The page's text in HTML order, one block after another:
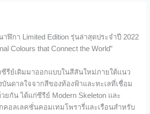
าฬิกา Limited Edition รุ่นล่าสุดประจำปี 2022
Colours that Connect the World”
ซีรีย์เดิมมาออกแบบในสีสันใหม่ภายใต้แนว
นดาลใจจากสีของท้องฟ้าและทะเลที่เชื่อม
วยกัน ได้แก่ซีรีย์ Modern Skeleton และ
คอลเลคชั่นคอมเทมโพรารี่และเรือนสำหรับ